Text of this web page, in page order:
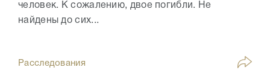
человек. К сожалению, двое погибли. Не
найдены до сих...
Расследования